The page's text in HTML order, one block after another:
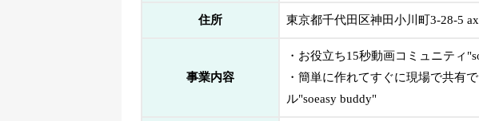
住所 東京都千代田区神田小川町3-28-5
事業内容
・お役立ち15秒動画コミュニティ
・簡単に作れてすぐに現場で共有
ル"soeasy buddy"